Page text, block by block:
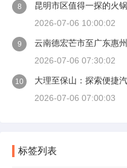
8
昆明市区值得一探的火
2026-07-06 10:00:02
9
云南德宏芒市至广东惠
2026-07-06 07:30:02
10
大理至保山：探索便捷
2026-07-06 07:00:03
标签列表